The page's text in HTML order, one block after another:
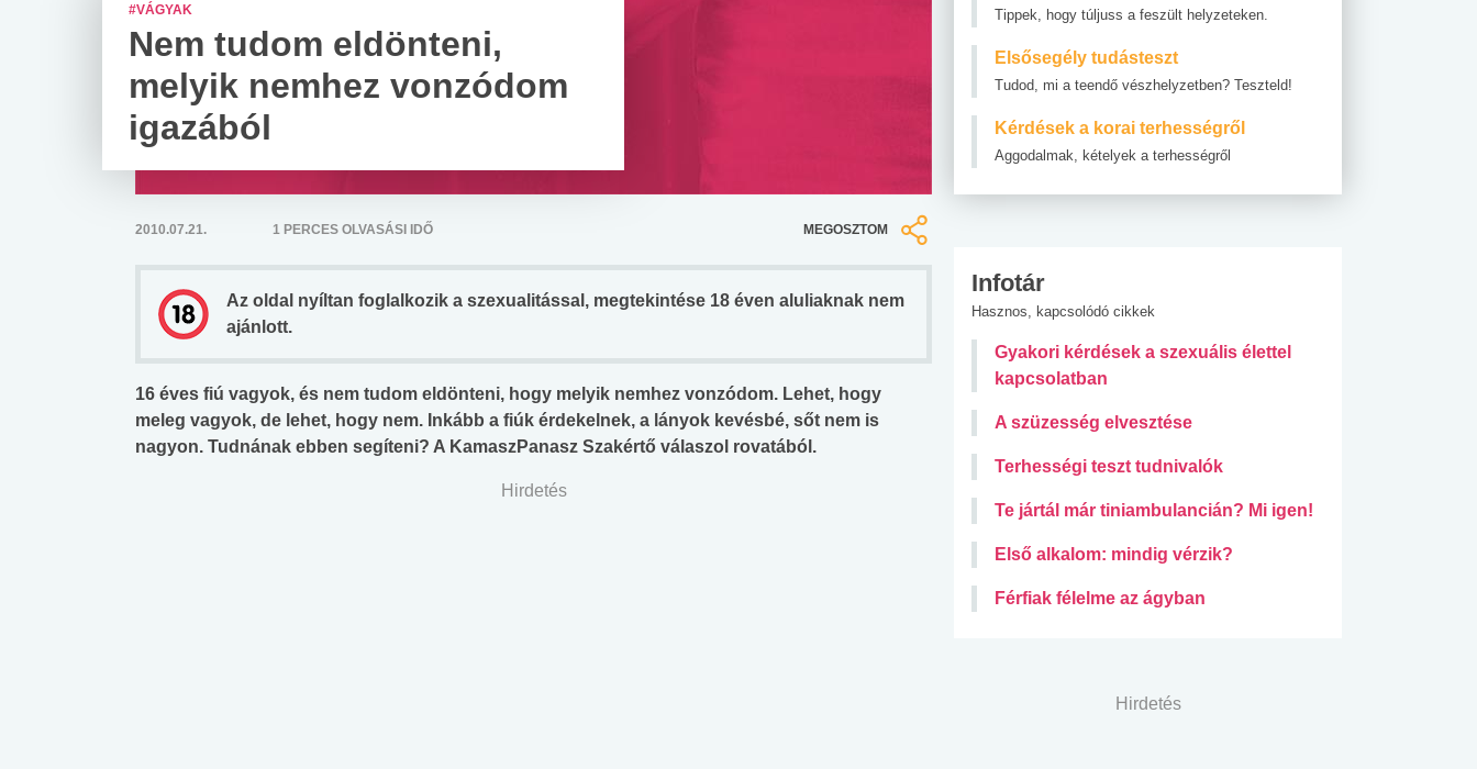
#VÁGYAK
Nem tudom eldönteni,
melyik nemhez vonzódom
igazából
2010.07.21. 1 PERCES OLVASÁSI IDŐ MEGOSZTOM
Az oldal nyíltan foglalkozik a szexualitással, megtekintése 18 éven aluliaknak nem
ajánlott.
16 éves fiú vagyok, és nem tudom eldönteni, hogy melyik nemhez vonzódom. Lehet, hogy
meleg vagyok, de lehet, hogy nem. Inkább a fiúk érdekelnek, a lányok kevésbé, sőt nem is
nagyon. Tudnának ebben segíteni? A KamaszPanasz Szakértő válaszol rovatából.
Hirdetés
Tippek, hogy túljuss a feszült helyzeteken.
Elsősegély tudásteszt
Tudod, mi a teendő vészhelyzetben? Teszteld!
Kérdések a korai terhességről
Aggodalmak, kételyek a terhességről
Infotár
Hasznos, kapcsolódó cikkek
Gyakori kérdések a szexuális élettel
kapcsolatban
A szüzesség elvesztése
Terhességi teszt tudnivalók
Te jártál már tiniambulancián? Mi igen!
Első alkalom: mindig vérzik?
Férfiak félelme az ágyban
Hirdetés